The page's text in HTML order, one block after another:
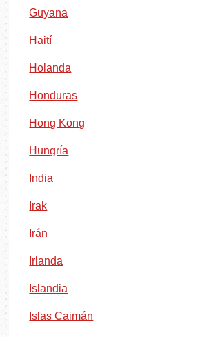
Guyana
Haití
Holanda
Honduras
Hong Kong
Hungría
India
Irak
Irán
Irlanda
Islandia
Islas Caimán